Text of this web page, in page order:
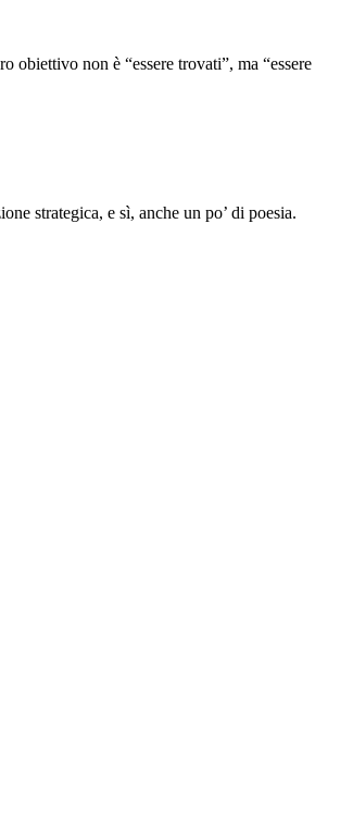
obiettivo non è “essere trovati”, ma “essere
strategica, e sì, anche un po’ di poesia.